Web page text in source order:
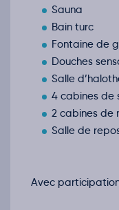
Sauna
Bain turc
Fontaine de
Douches
Salle
4 cabines de
2 cabines de
Salle de
Avec